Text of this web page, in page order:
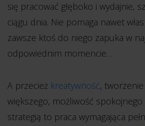
się pracować głęboko i wydajnie,
ciągu dnia. Nie pomaga nawet
zawsze ktoś do niego zapuka w
odpowiednim momencie…
A przecież kreatywność,
większego, możliwość
strategią to praca wymagająca